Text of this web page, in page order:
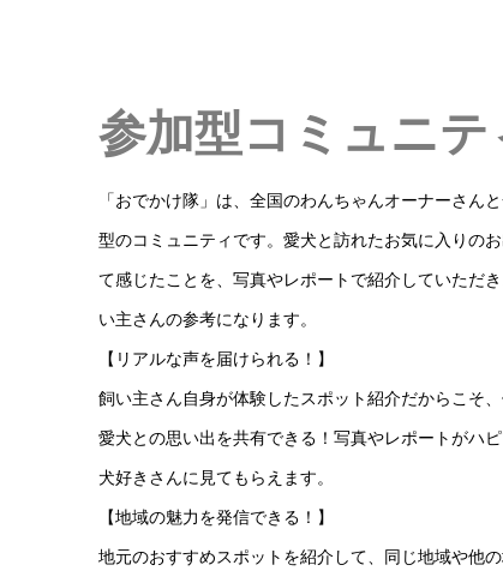
参加型コミュニ
「おでかけ隊」は、全国のわんちゃんオーナーさん
型のコミュニティです。愛犬と訪れたお気に入りの
て感じたことを、写真やレポートで紹介していただ
い主さんの参考になります。
【リアルな声を届けられる！】
飼い主さん自身が体験したスポット紹介だからこそ、
愛犬との思い出を共有できる！写真やレポートがハ
犬好きさんに見てもらえます。
【地域の魅力を発信できる！】
地元のおすすめスポットを紹介して、同じ地域や他